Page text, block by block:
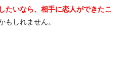
たいなら、相手に恋人ができたこ
もしれません。